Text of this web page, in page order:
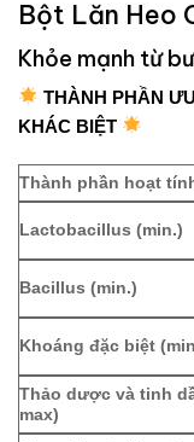
Bột Lăn Heo
Khỏe mạnh từ
THÀNH PHẦN
KHÁC BIỆT
Thành phần hoạt
Lactobacillus (min.)
Bacillus (min.)
Khoáng đặc biệt
Thảo dược và tinh
max)